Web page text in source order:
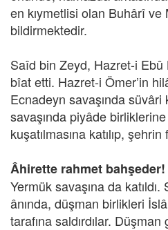
en kıymetlisi olan Buhârî
bildirmektedir.
Saîd bin Zeyd, Hazret-i
bîat etti. Hazret-i Ömer’in
Ecnadeyn savaşında
savaşında piyâde
kuşatılmasına katılıp,
Âhirette rahmet bahşeder!
Yermük savaşına da katıldı.
ânında, düşman birlikleri
tarafına saldırdılar.